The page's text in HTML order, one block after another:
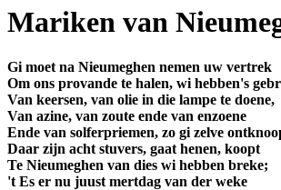
Mariken van
Gi moet na Nieumeghen nemen uw vertrek
Om ons provande te halen, wi hebben's
Van keersen, van olie in die lampe te doene,
Van azine, van zoute ende van enzoene
Ende van solferpriemen, zo gi zelve
Daar zijn acht stuvers, gaat henen, koopt
Te Nieumeghen van dies wi hebben breke;
't Es er nu juust mertdag van der weke